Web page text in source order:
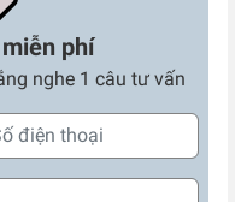
phí
nghe 1 câu tư vấn